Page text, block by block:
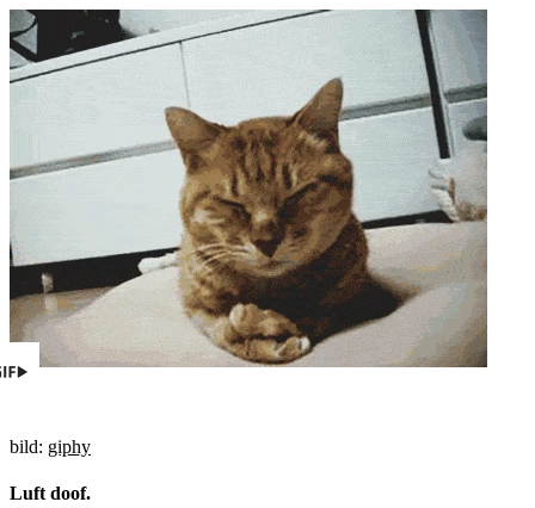
bild: giphy
Luft doof.